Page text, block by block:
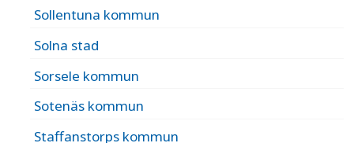
Sollentuna kommun
Solna stad
Sorsele kommun
Sotenäs kommun
Staffanstorps kommun